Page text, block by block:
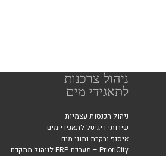
ניהול צרכנות
לתאגידי מים
ניהול הכנסות עצמיות
שירותי דיגיטל לתאגידי מים
איסוף ובקרת נתוני מים
PrioriCity – מערכת ERP לניהול מתקדם